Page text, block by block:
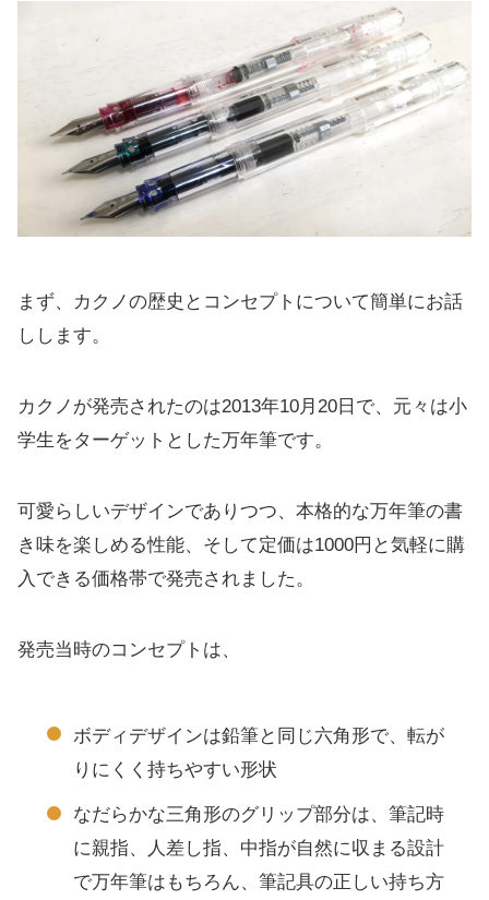
コンバーターを使って万年筆の醍醐味を楽し
ニブのサイズは3種類。カクノの書き味は？
初心者に優しい三角グリップ
デコカクノを楽しむ
まず、カクノの歴史とコンセプトについて簡単にお話
しします。
カクノが発売されたのは2013年10月20日で、元々は小
学生をターゲットとした万年筆です。
可愛らしいデザインでありつつ、本格的な万年筆の書
き味を楽しめる性能、そして定価は1000円と気軽に購
入できる価格帯で発売されました。
発売当時のコンセプトは、
ボディデザインは鉛筆と同じ六角形で、転が
りにくく持ちやすい形状
なだらかな三角形のグリップ部分は、筆記時
に親指、人差し指、中指が自然に収まる設計
で万年筆はもちろん、筆記具の正しい持ち方